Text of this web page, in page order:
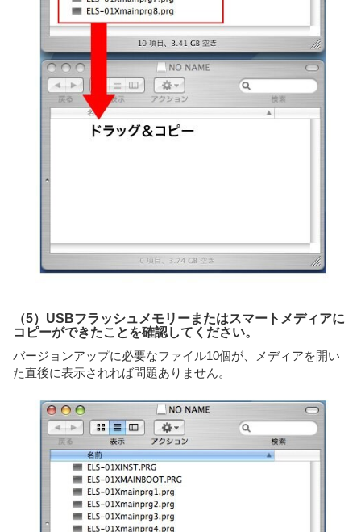
（5）USBフラッシュメモリーまたはスマートメディアに
コピーができたことを確認してください。
バージョンアップに必要なファイル10個が、メディアを開い
た直後に表示されれば問題ありません。